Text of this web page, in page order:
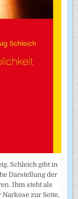
Schleich gibt in
Darstellung der
Ihm steht als
zur Seite,